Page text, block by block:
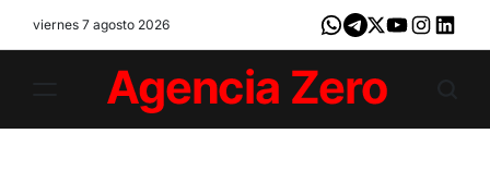
viernes 7 agosto 2026 Whatsapp
Telegram
X YoutubeInstagram